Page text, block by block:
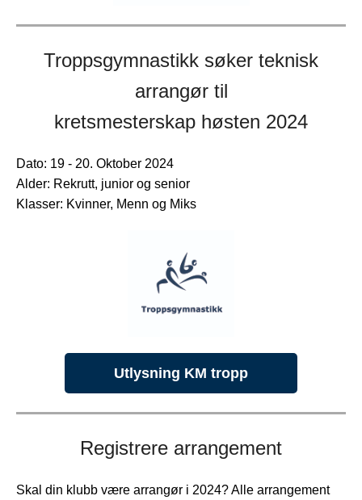
Troppsgymnastikk søker teknisk
arrangør til
kretsmesterskap høsten 2024
Dato: 19 - 20. Oktober 2024
Alder: Rekrutt, junior og senior
Klasser: Kvinner, Menn og Miks
Utlysning KM tropp
Registrere arrangement
Skal din klubb være arrangør i 2024? Alle arrangement